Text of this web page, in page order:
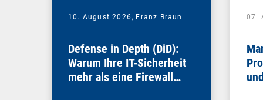
10. August 2026, Franz Braun
Defense in Depth (DiD):
Warum Ihre IT-Sicherheit
mehr als eine Firewall
07.